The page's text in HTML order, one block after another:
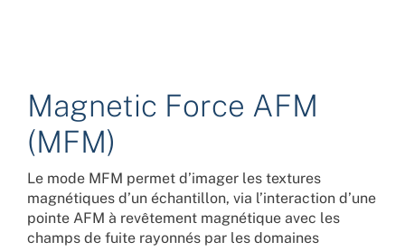
Magnetic Force AFM
(MFM)
Le mode MFM permet d’imager les textures
magnétiques d’un échantillon, via l’interaction d’une
pointe AFM à revêtement magnétique avec les
champs de fuite rayonnés par les domaines